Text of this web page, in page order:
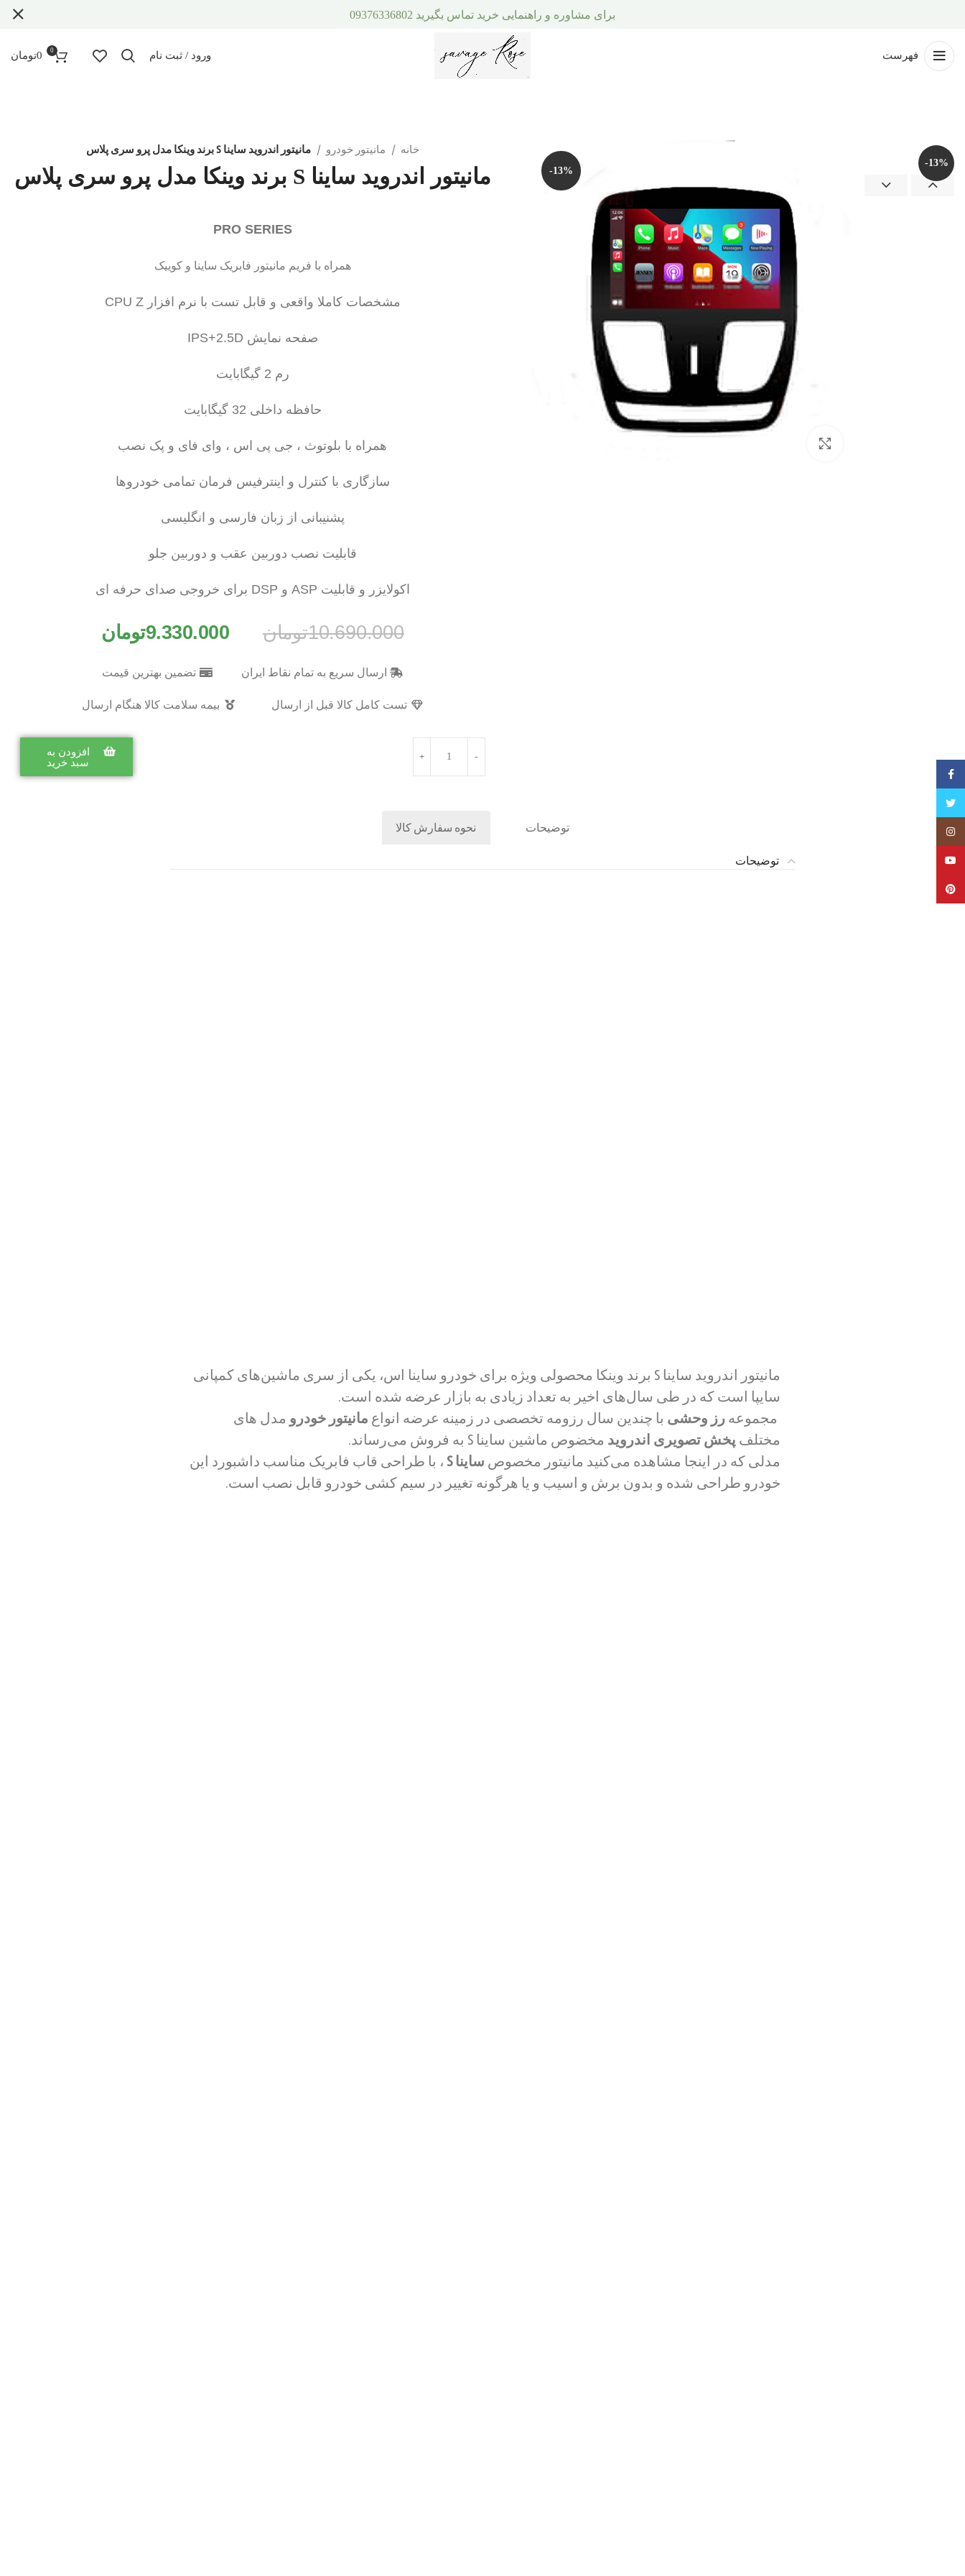
فهرست ورود / ثبت نام 0
0تومان
-13%
-13%
خانه مانیتور خودرو مانیتور اندروید ساینا S برند وینکا مدل پرو سری پلاس
مانیتور اندروید ساینا S برند وینکا مدل پرو سری پلاس
PRO SERIES
همراه با فریم مانیتور فابریک ساینا و کوییک
مشخصات کاملا واقعی و قابل تست با نرم افزار CPU Z
صفحه نمایش IPS+2.5D
رم 2 گیگابایت
حافظه داخلی 32 گیگابایت
همراه با بلوتوث ، جی پی اس ، وای فای و پک نصب
سازگاری با کنترل و اینترفیس فرمان تمامی خودروها
پشنیبانی از زبان فارسی و انگلیسی
قابلیت نصب دوربین عقب و دوربین جلو
اکولایزر و قابلیت ASP و DSP برای خروجی صدای حرفه ای
10.690.000تومان 9.330.000تومان
ارسال سریع به تمام نقاط ایران تضمین بهترین قیمت
تست کامل کالا قبل از ارسال بیمه سلامت کالا هنگام ارسال
افزودن به
سبد خرید
توضیحات نحوه سفارش کالا
توضیحات
مانیتور اندروید ساینا S برند وینکا محصولی ویژه برای خودرو ساینا اس، یکی از سری ماشین‌های کمپانی
سایپا است که در طی سال‌های اخیر به تعداد زیادی به بازار عرضه شده است.
مجموعه رز وحشی با چندین سال رزومه تخصصی در زمینه عرضه انواع مانیتور خودرو مدل های
مختلف پخش تصویری اندروید مخضوص ماشین ساینا S به فروش می‌رساند.
مدلی که در اینجا مشاهده می‌کنید مانیتور مخصوص ساینا S ، با طراحی قاب فابریک مناسب داشبورد این
خودرو طراحی شده و بدون برش و اسیب و یا هرگونه تغییر در سیم کشی خودرو قابل نصب است.
برای مشاوره و راهنمایی خرید تماس بگیرید 09376336802